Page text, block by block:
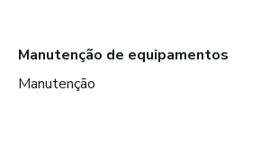
Manutenção de equipamentos
Manutenção